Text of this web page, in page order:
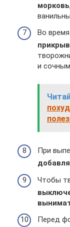
морковь
Во
и
При
Чтобы
Перед